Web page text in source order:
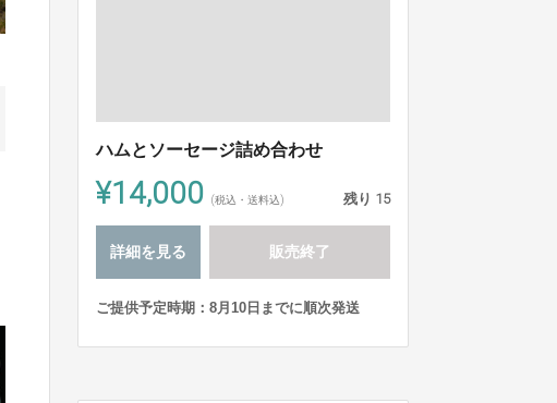
ハムとソーセージ詰め合わせ
¥14,000 (税込・送料込) 残り 15
詳細を見る 販売終了
ご提供予定時期：8月10日までに順次発送